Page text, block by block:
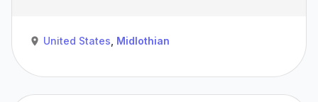
United States Midlothian